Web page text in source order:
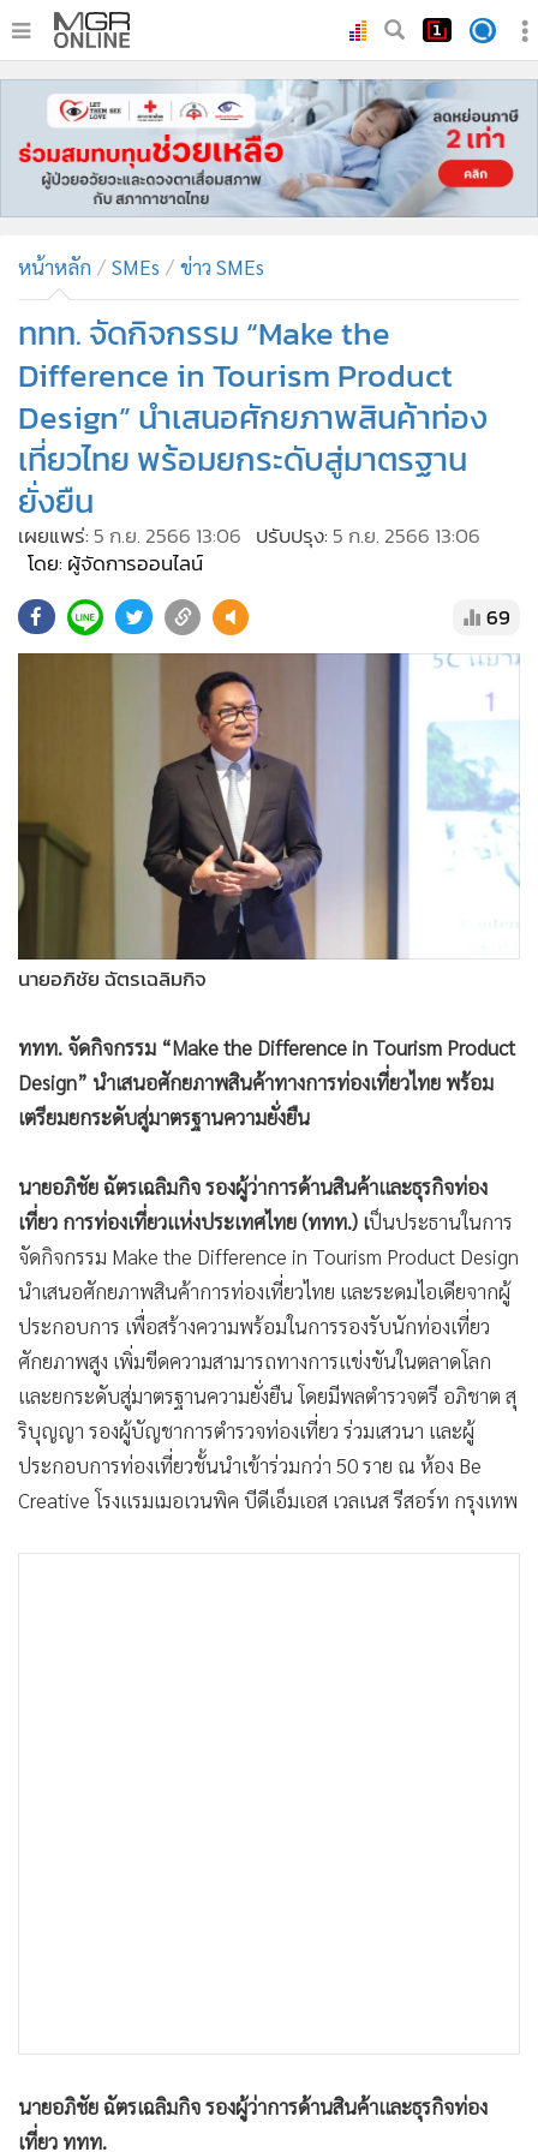
หน้าหลัก
ทันเหตุการณ์
• ภาคใต้
• บันเทิง
ผู้จัดการรายวัน
• คอลัมนิสต์
• ละคร
• CbizReview
• Cyber BIZ
• ผู้จัดกวน
• Good health & Well-being
Green Innovation & SD
• Management & HR
• MGR Live
ต่างประเทศ
•
Special Scoop
•
• ชุมชน-คุณภาพชีวิต
• Motoring
• เกม
• วิทยาศาสตร์
SMEs
หุ้น
• อินโดจีน
• กองทุนรวม
• Celeb Online
• Factcheck
• ญี่ปุ่น
• News1
• Gotomanager
หน้าหลัก SMEs ข่าว SMEs
ททท. จัดกิจกรรม “Make the
Difference in Tourism Product
Design” นำเสนอศักยภาพสินค้าท่อง
เที่ยวไทย พร้อมยกระดับสู่มาตรฐาน
ยั่งยืน
เผยแพร่:5 ก.ย. 2566 13:06 ปรับปรุง:5 ก.ย. 2566 13:06
โดย: ผู้จัดการออนไลน์
69
นายอภิชัย ฉัตรเฉลิมกิจ
ททท. จัดกิจกรรม “Make the Difference in Tourism Product
Design” นำเสนอศักยภาพสินค้าทางการท่องเที่ยวไทย พร้อม
เตรียมยกระดับสู่มาตรฐานความยั่งยืน
นายอภิชัย ฉัตรเฉลิมกิจ รองผู้ว่าการด้านสินค้าและธุรกิจท่อง
เที่ยว การท่องเที่ยวแห่งประเทศไทย (ททท.) เป็นประธานในการ
จัดกิจกรรม Make the Difference in Tourism Product Design
นำเสนอศักยภาพสินค้าการท่องเที่ยวไทย และระดมไอเดียจากผู้
ประกอบการ เพื่อสร้างความพร้อมในการรองรับนักท่องเที่ยว
ศักยภาพสูง เพิ่มขีดความสามารถทางการแข่งขันในตลาดโลก
และยกระดับสู่มาตรฐานความยั่งยืน โดยมีพลตำรวจตรี อภิชาต สุ
ริบุญญา รองผู้บัญชาการตำรวจท่องเที่ยว ร่วมเสวนา และผู้
ประกอบการท่องเที่ยวชั้นนำเข้าร่วมกว่า 50 ราย ณ ห้อง Be
Creative โรงแรมเมอเวนพิค บีดีเอ็มเอส เวลเนส รีสอร์ท กรุงเทพ
นายอภิชัย ฉัตรเฉลิมกิจ รองผู้ว่าการด้านสินค้าและธุรกิจท่อง
เที่ยว ททท.